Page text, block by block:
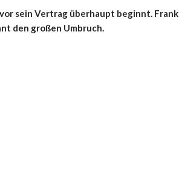
sein Vertrag überhaupt beginnt. Frank
den großen Umbruch.